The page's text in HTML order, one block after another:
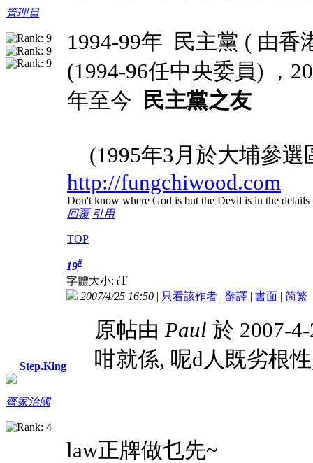
管理員
1994-99年 民主黨 ( 由香
(1994-96任中央委員)
，
年至今 民主黨之友
(1995年3月於大埔
http://fungchiwood.com
Don't know where God is but the Devil is in the details
回覆 引用
TOP
Step.King
齊家治國
19#
字體大小: tT
2007/4/25 16:50 | 只看該作者 | 翻譯 | 書面 | 简繁
原帖由 Paul 於 2007-
咁就係, 呢d人既劣根
law正牌做乜先~